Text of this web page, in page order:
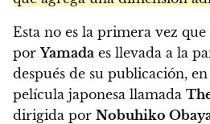
Esta no es la primera vez
porYamada es llevada a la
después de su publicación, en
película japonesa llamada
dirigida por Nobuhiko